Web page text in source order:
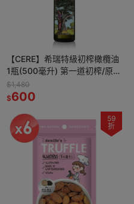
【CERE】希瑞特級初榨橄欖油
1瓶(500毫升) 第一道初榨/原瓶
原裝進口
$1,480
$600
59
折